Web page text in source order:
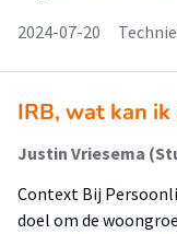
2024-07-20
IRB, wat kan ik
Justin Vriesema
Context Bij
doel om de